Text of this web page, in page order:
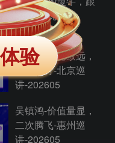
随主线-沈阳巡
讲-202605
杨春虎-行稳致远，
轮动前行-北京巡
讲-202605
吴镇鸿-价值量显，
二次腾飞-惠州巡
讲-202605
验